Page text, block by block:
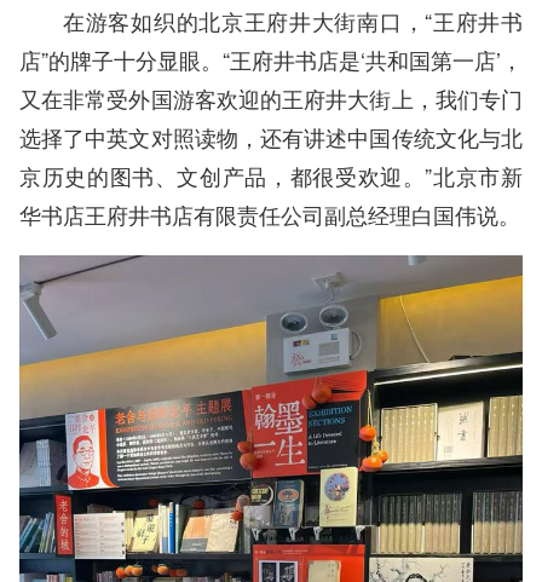
在游客如织的北京王府井大街南口，“王府井书
店”的牌子十分显眼。“王府井书店是‘共和国第一店’，
又在非常受外国游客欢迎的王府井大街上，我们专门
选择了中英文对照读物，还有讲述中国传统文化与北
京历史的图书、文创产品，都很受欢迎。”北京市新
华书店王府井书店有限责任公司副总经理白国伟说。